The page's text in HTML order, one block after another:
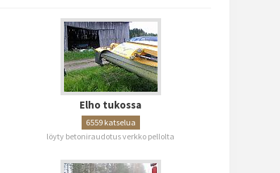
Elho tukossa
6559 katselua
löyty betoniraudotus verkko pellolta